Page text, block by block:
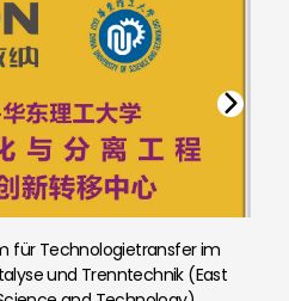
Kohlenstoffabscheidung
poröser Materialien